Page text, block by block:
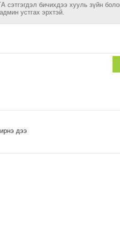
сэтгэгдэл бичихдээ хууль зүйн
устгах эрхтэй.
дээ